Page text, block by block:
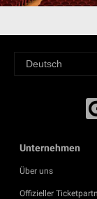
Unternehmen
Über uns
Offizieller